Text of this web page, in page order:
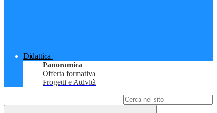
Didattica
Panoramica
Offerta formativa
Progetti e Attività